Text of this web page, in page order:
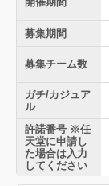
募集期間
募集チーム数
ガチ/カジュア
ル
許諾番号 ※任
天堂に申請し
た場合は入力
してください